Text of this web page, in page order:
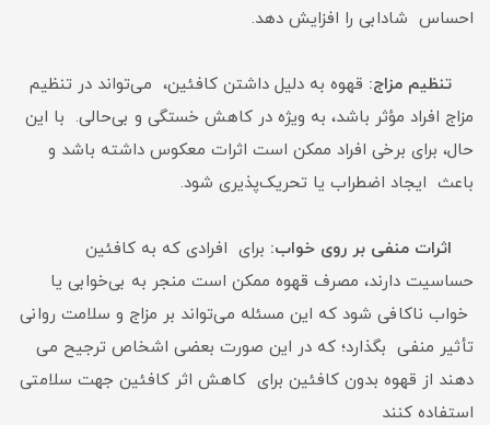
احساس شادابی را افزایش دهد.
تنظیم مزاج: قهوه به دلیل داشتن کافئین، می‌تواند در تنظیم
مزاج افراد مؤثر باشد، به ویژه در کاهش خستگی و بی‌حالی. با این
حال، برای برخی افراد ممکن است اثرات معکوس داشته باشد و
باعث ایجاد اضطراب یا تحریک‌پذیری شود.
اثرات منفی بر روی خواب: برای افرادی که به کافئین
حساسیت دارند، مصرف قهوه ممکن است منجر به بی‌خوابی یا
خواب ناکافی شود که این مسئله می‌تواند بر مزاج و سلامت روانی
تأثیر منفی بگذارد؛ که در این صورت بعضی اشخاص ترجیح می
دهند از قهوه بدون کافئین برای کاهش اثر کافئین جهت سلامتی
استفاده کنند